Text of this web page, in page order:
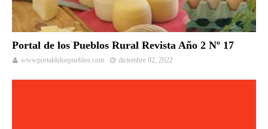
Portal de los Pueblos Rural Revista Año 2 Nº 17
wwwportaldelospueblos.com diciembre 02, 2022